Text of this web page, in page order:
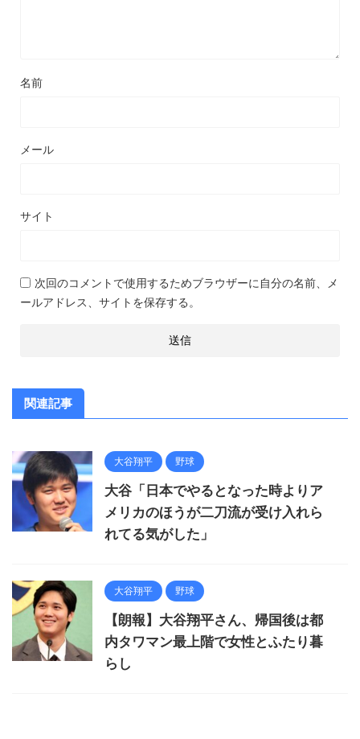
名前
メール
サイト
次回のコメントで使用するためブラウザーに自分の名前、メ
ールアドレス、サイトを保存する。
関連記事
大谷翔平 野球
大谷「日本でやるとなった時よりア
メリカのほうが二刀流が受け入れら
れてる気がした」
大谷翔平 野球
【朗報】大谷翔平さん、帰国後は都
内タワマン最上階で女性とふたり暮
らし